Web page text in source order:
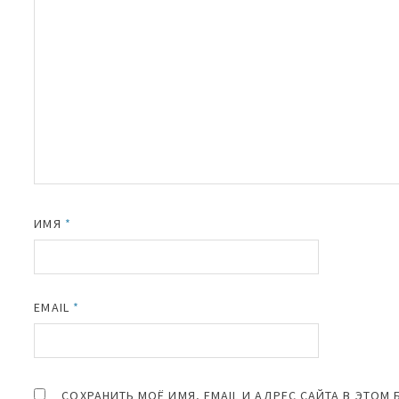
ИМЯ *
EMAIL *
СОХРАНИТЬ МОЁ ИМЯ, EMAIL И АДРЕС САЙТА В